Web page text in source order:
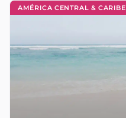
AMÉRICA CENTRAL & CARIBE